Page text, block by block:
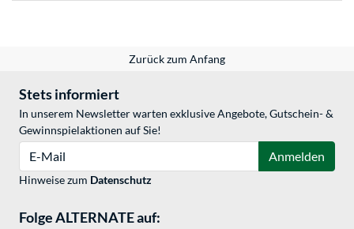
Zurück zum Anfang
Stets informiert
In unserem Newsletter warten exklusive Angebote, Gutschein- &
Gewinnspielaktionen auf Sie!
Anmelden
Hinweise zum Datenschutz
Folge ALTERNATE auf: